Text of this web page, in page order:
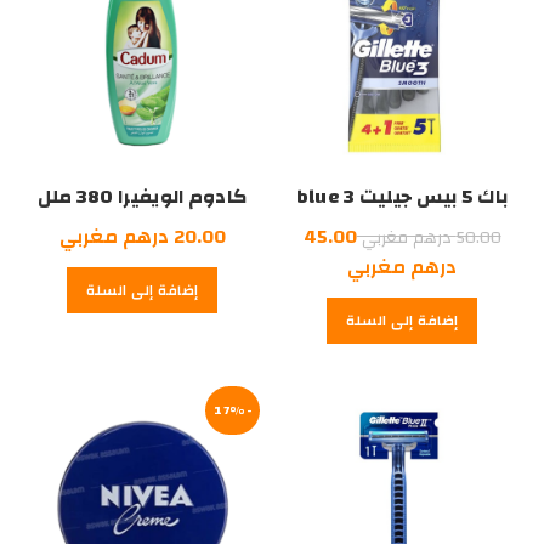
باك 5 بيس جيليت blue 3
50.00درهم مغربيالسعر
الأصلي
هو:
50.00
45.00
درهم مغربي
الحالي
هو:إضافة إلى السلة
كادوم الويفيرا 380 ملل
20.00 درهم مغربي
إضافة إلى السلة
-17%